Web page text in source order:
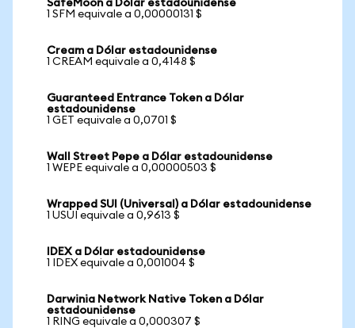
SafeMoon a Dólar estadounidense
1 SFM equivale a 0,00000131 $
Cream a Dólar estadounidense
1 CREAM equivale a 0,4148 $
Guaranteed Entrance Token a Dólar
estadounidense
1 GET equivale a 0,0701 $
Wall Street Pepe a Dólar estadounidense
1 WEPE equivale a 0,00000503 $
Wrapped SUI (Universal) a Dólar estadounidense
1 USUI equivale a 0,9613 $
IDEX a Dólar estadounidense
1 IDEX equivale a 0,001004 $
Darwinia Network Native Token a Dólar
estadounidense
1 RING equivale a 0,000307 $